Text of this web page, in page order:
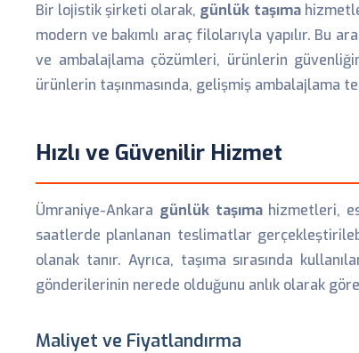
Bir lojistik şirketi olarak, günlük taşıma
modern ve bakımlı araç filolarıyla yapılır. Bu
ve ambalajlama çözümleri, ürünlerin
ürünlerin taşınmasında, gelişmiş
Hızlı ve Güvenilir Hizmet
Ümraniye-Ankara günlük taşımahizmetleri,
saatlerde planlanan teslimatlar
olanak tanır. Ayrıca, taşıma sırasında
gönderilerinin nerede olduğunu anlık olarak
Maliyet ve Fiyatlandırma